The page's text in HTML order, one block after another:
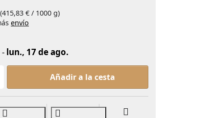
€ / 1000 g)
envío
- lun., 17 de ago.
BIOBENE® Omega-3 Complex 60 Cáps. at 24,95 €,
Añadir a la cesta